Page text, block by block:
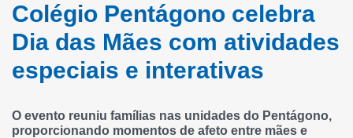
Colégio Pentágono celebra
Dia das Mães com atividades
especiais e interativas
O evento reuniu famílias nas unidades do Pentágono,
proporcionando momentos de afeto entre mães e